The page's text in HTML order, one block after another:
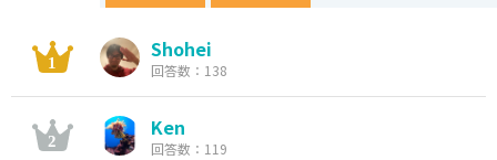
Shohei
回答数：138
Ken
回答数：119